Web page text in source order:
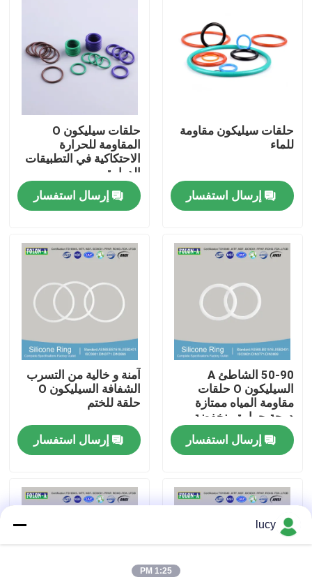
حول بنا
جولة في المعمل
ضبط الجودة
اتصل بنا
أخبار
جميع القضايا
حلقات سيليكون مقاومة
للماء
إرسال استفسار
حلقات سيليكون O
المقاومة للحرارة
الاحتكاكية في التطبيقات
الدوارة
إرسال استفسار
50-90 الشاطئ A
السيليكون O حلقات
مقاومة المياه ممتازة
درجة حرارة منخفضة
إرسال استفسار
آمنة و خالية من التسرب
الشفافة السيليكون O
حلقة للختم
إرسال استفسار
lucy
1:25 PM